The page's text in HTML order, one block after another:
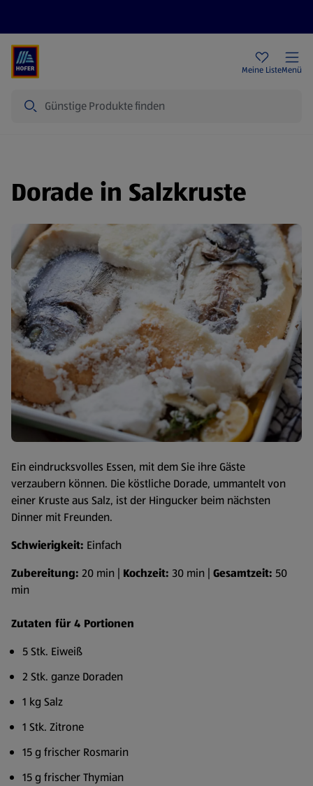
Meine ListeMenü
Dorade in Salzkruste
Ein eindrucksvolles Essen, mit dem Sie ihre Gäste
verzaubern können. Die köstliche Dorade, ummantelt von
einer Kruste aus Salz, ist der Hingucker beim nächsten
Dinner mit Freunden.
Schwierigkeit: Einfach
Zubereitung: 20 min | Kochzeit: 30 min | Gesamtzeit: 50
min
Zutaten für 4 Portionen
5 Stk. Eiweiß
2 Stk. ganze Doraden
1 kg Salz
1 Stk. Zitrone
15 g frischer Rosmarin
15 g frischer Thymian